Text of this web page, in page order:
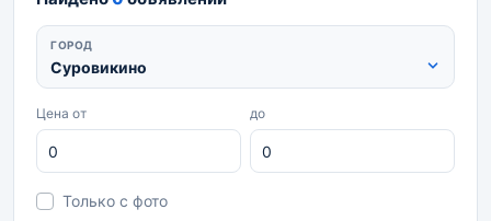
ГОРОД
Суровикино
Цена от до
Только с фото